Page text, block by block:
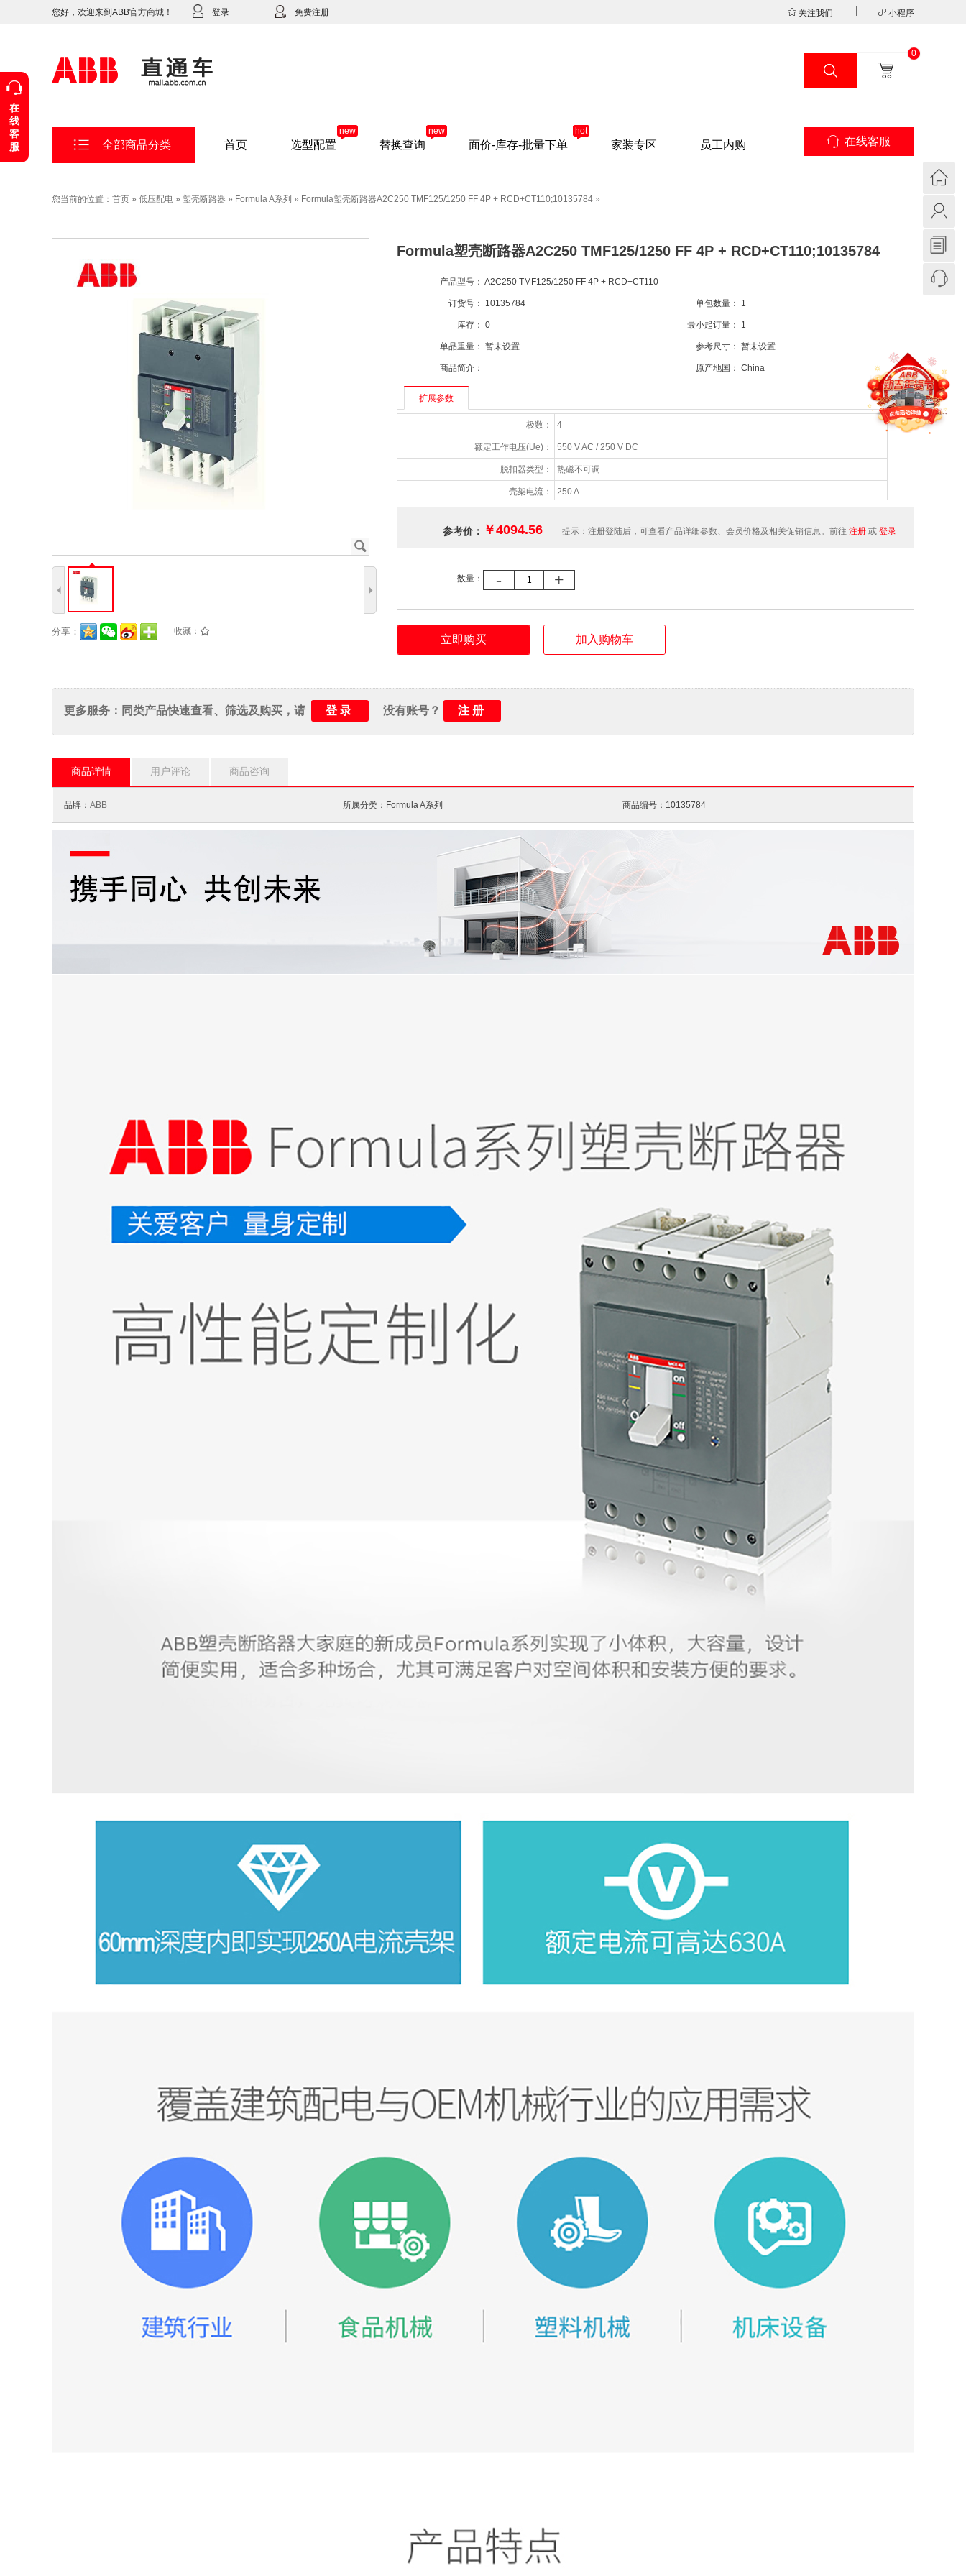
您好，欢迎来到ABB官方商城！ 登录 免费注册 关注我们 小程序
0
全部商品分类 首页 选型配置
new
替换查询
new
面价-库存-批量下单
hot
家装专区 员工内购 在线客服
您当前的位置： 首页 » 低压配电 » 塑壳断路器 » Formula A系列 » Formula塑壳断路器A2C250 TMF125/1250 FF 4P + RCD+CT110;10135784 »
J
4 5
分享： 收藏： /
Formula塑壳断路器A2C250 TMF125/1250 FF 4P + RCD+CT110;10135784
产品型号： A2C250 TMF125/1250 FF 4P + RCD+CT110
订货号： 10135784 单包数量： 1
库存： 0 最小起订量： 1
单品重量： 暂未设置 参考尺寸： 暂未设置
商品简介： 原产地国： China
扩展参数
极数： 4
额定工作电压(Ue)： 550 V AC / 250 V DC
脱扣器类型： 热磁不可调
壳架电流： 250 A
额定极限短路分断能力(Icu)： 25 kA / 380 V AC
额定绝缘电压(Ui)： 690 V AC
安装方式： 固定式
前接线
环境温度： 运行-25 ... +70 °C/储存-40 ... +70 °C
参考价： ￥4094.56 提示：注册登陆后，可查看产品详细参数、会员价格及相关促销信息。前往 注册 或 登录
数量： - +
立即购买 加入购物车
更多服务：同类产品快速查看、筛选及购买，请 登录 没有账号？ 注册
商品详情 用户评论 商品咨询
品牌： ABB 所属分类：Formula A系列 商品编号：10135784
在
线
客
服